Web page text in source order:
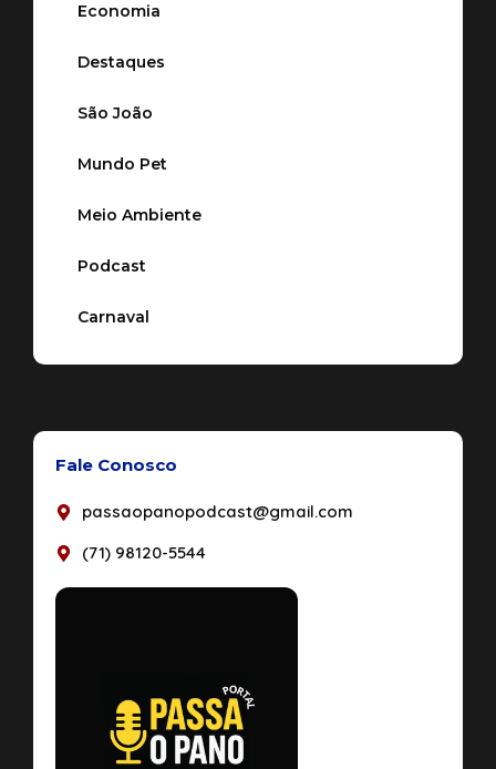
Economia
Destaques
São João
Mundo Pet
Meio Ambiente
Podcast
Carnaval
Fale Conosco
passaopanopodcast@gmail.com
(71) 98120-5544